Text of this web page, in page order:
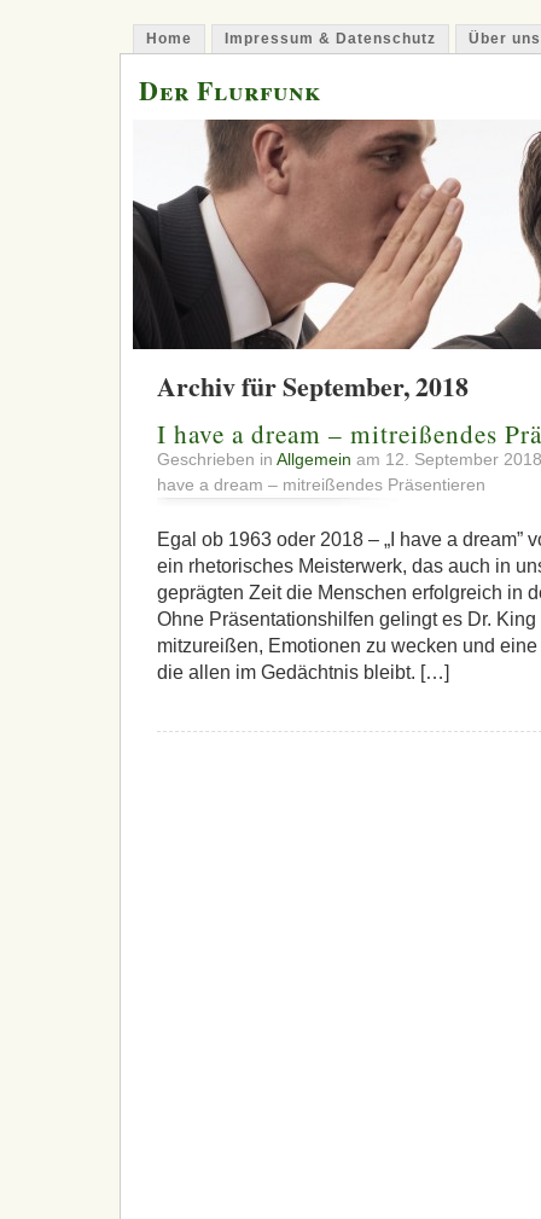
Home Impressum & Datenschutz Über uns
Der Flurfunk
Archiv für September, 2018
I have a dream – mitreißendes
Geschrieben in Allgemein am 12. September
have a dream – mitreißendes Präsentieren
Egal ob 1963 oder 2018 – „I have a dream”
ein rhetorisches Meisterwerk, das auch in
geprägten Zeit die Menschen erfolgreich in
Ohne Präsentationshilfen gelingt es Dr.
mitzureißen, Emotionen zu wecken und
die allen im Gedächtnis bleibt. […]